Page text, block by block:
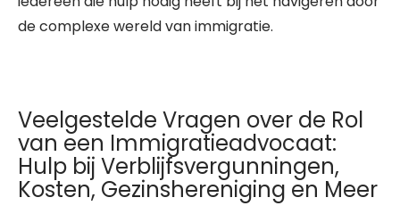
de complexe wereld van immigratie.
Veelgestelde Vragen over de Rol
van een Immigratieadvocaat:
Hulp bij Verblijfsvergunningen,
Kosten, Gezinshereniging en Meer